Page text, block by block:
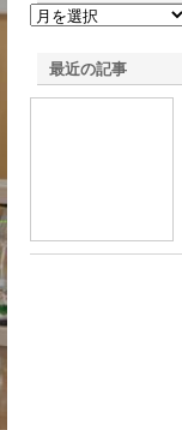
最近の記事